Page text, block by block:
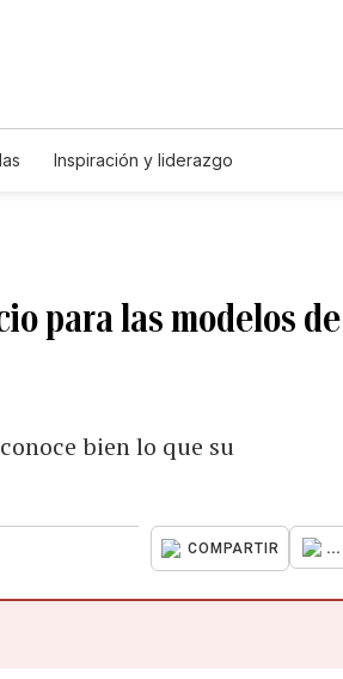
Inspiración y liderazgo
para las modelos de
bien lo que su
COMPARTIR ...